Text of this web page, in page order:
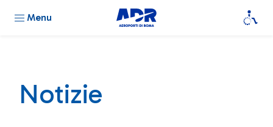
Menu
Notizie